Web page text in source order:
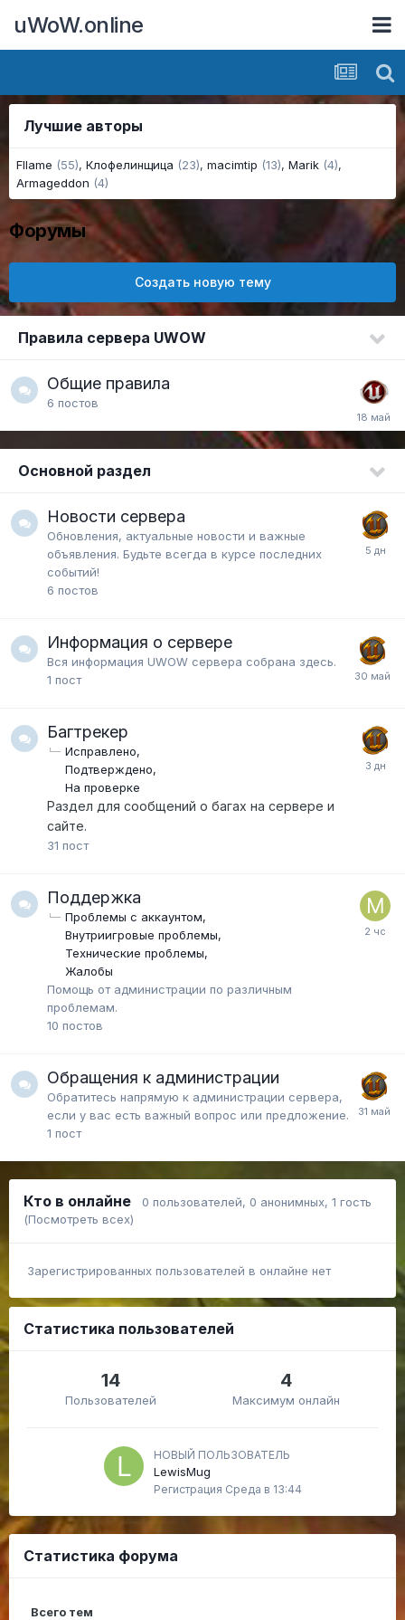
uWoW.online
Лучшие авторы
Fllame (55), Клофелинщица (23), macimtip (13), Marik (4),
Armageddon (4)
Форумы
Создать новую тему
Правила сервера UWOW
Общие правила
6 постов
Основной раздел
Новости сервера
Обновления, актуальные новости и важные
объявления. Будьте всегда в курсе последних
событий!
6 постов
Информация о сервере
Вся информация UWOW сервера собрана здесь.
1 пост
Багтрекер
Исправлено
Подтверждено
На проверке
Раздел для сообщений о багах на сервере и
сайте.
31 пост
Поддержка
Проблемы с аккаунтом
Внутриигровые проблемы
Технические проблемы
Жалобы
Помощь от администрации по различным
проблемам.
10 постов
Обращения к администрации
Обратитесь напрямую к администрации сервера,
если у вас есть важный вопрос или предложение.
1 пост
Кто в онлайне 0 пользователей, 0 анонимных, 1 гость
(Посмотреть всех)
Зарегистрированных пользователей в онлайне нет
Статистика пользователей
14
Пользователей
4
Максимум онлайн
НОВЫЙ ПОЛЬЗОВАТЕЛЬ
LewisMug
Регистрация Среда в 13:44
Статистика форума
Всего тем